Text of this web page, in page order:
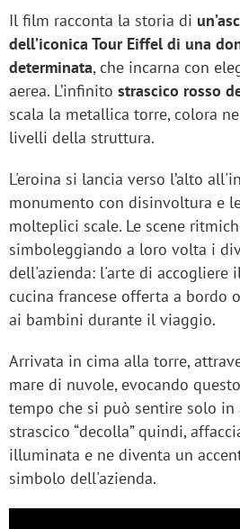
Il film racconta la storia di
dell’iconica Tour Eiffel di una
determinata, che incarna con
aerea. L’infinito strascico rosso
scala la metallica torre, colora
livelli della struttura.
L'eroina si lancia verso l’alto
monumento con disinvoltura e
molteplici scale. Le scene
simboleggiando a loro volta i
dell'azienda: l'arte di accogliere
cucina francese offerta a bordo
ai bambini durante il viaggio.
Arrivata in cima alla torre,
mare di nuvole, evocando
tempo che si può sentire solo in
strascico “decolla” quindi,
illuminata e ne diventa un
simbolo dell'azienda.